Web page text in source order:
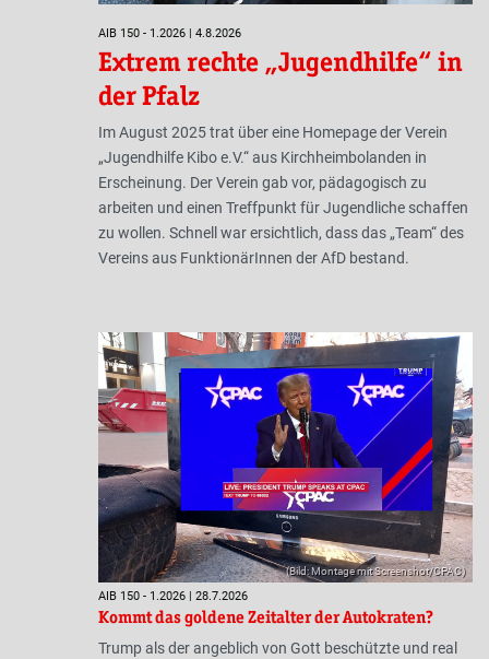
AIB 150 - 1.2026 | 4.8.2026
Extrem rechte „Jugendhilfe“ in
der Pfalz
Im August 2025 trat über eine Homepage der Verein
„Jugendhilfe Kibo e.V.“ aus Kirchheimbolanden in
Erscheinung. Der Verein gab vor, pädagogisch zu
arbeiten und einen Treffpunkt für Jugendliche schaffen
zu wollen. Schnell war ersichtlich, dass das „Team“ des
Vereins aus FunktionärInnen der AfD bestand.
(Bild: Montage mit Screenshot/CPAC)
AIB 150 - 1.2026 | 28.7.2026
Kommt das goldene Zeitalter der Autokraten?
Trump als der angeblich von Gott beschützte und real